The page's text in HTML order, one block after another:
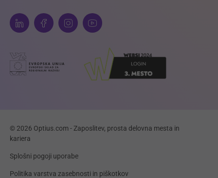
© 2026 Optius.com - Zaposlitev, prosta delovna mesta in
kariera
Splošni pogoji uporabe
Politika varstva zasebnosti in piškotkov